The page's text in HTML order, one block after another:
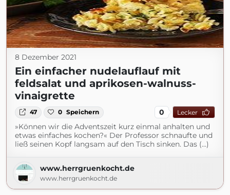
8 Dezember 2021
Ein einfacher nudelauflauf mit
feldsalat und aprikosen-walnuss-
vinaigrette
47 0 Speichern 0 Lecker
»Können wir die Adventszeit kurz einmal anhalten und
etwas einfaches kochen?« Der Professor schnaufte und
ließ seinen Kopf langsam auf den Tisch sinken. Das (...)
www.herrgruenkocht.de
www.herrgruenkocht.de